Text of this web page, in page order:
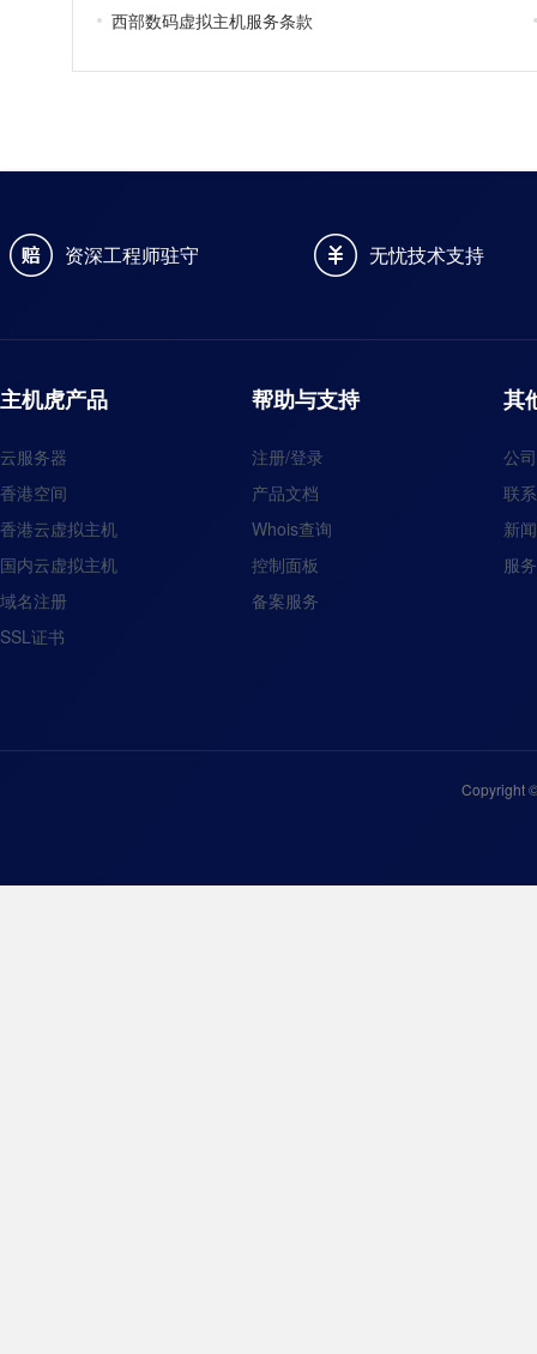
西部数码虚拟主机服务条款
资深工程师驻守 无忧技术支持
主机虎产品
云服务器
香港空间
香港云虚拟主机
国内云虚拟主机
域名注册
SSL证书
帮助与支持
注册/登录
产品文档
Whois查询
控制面板
备案服务
其
公
联
新
服
Copyright